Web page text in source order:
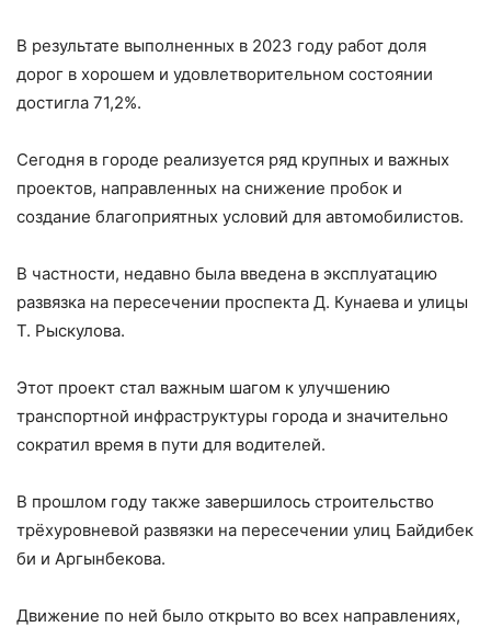
В результате выполненных в 2023 году работ доля
дорог в хорошем и удовлетворительном состоянии
достигла 71,2%.
Сегодня в городе реализуется ряд крупных и важных
проектов, направленных на снижение пробок и
создание благоприятных условий для автомобилистов.
В частности, недавно была введена в эксплуатацию
развязка на пересечении проспекта Д. Кунаева и улицы
Т. Рыскулова.
Этот проект стал важным шагом к улучшению
транспортной инфраструктуры города и значительно
сократил время в пути для водителей.
В прошлом году также завершилось строительство
трёхуровневой развязки на пересечении улиц Байдибек
би и Аргынбекова.
Движение по ней было открыто во всех направлениях,